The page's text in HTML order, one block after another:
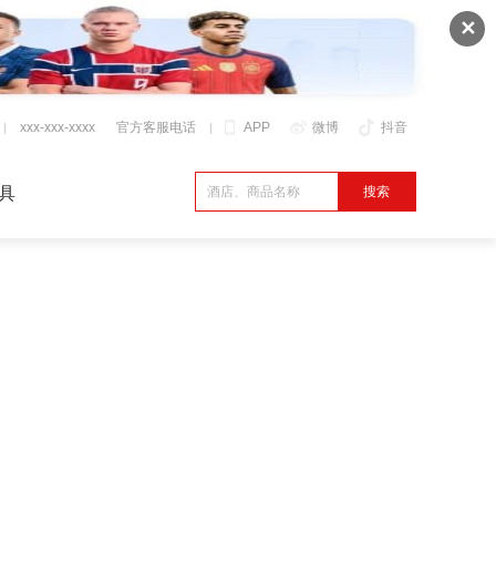
✕
APP 微博 抖音
xxx-xxx-xxxx 官方客服电话